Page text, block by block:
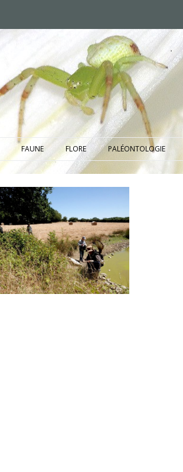
FAUNE FLORE PALÉONTOLOGIE